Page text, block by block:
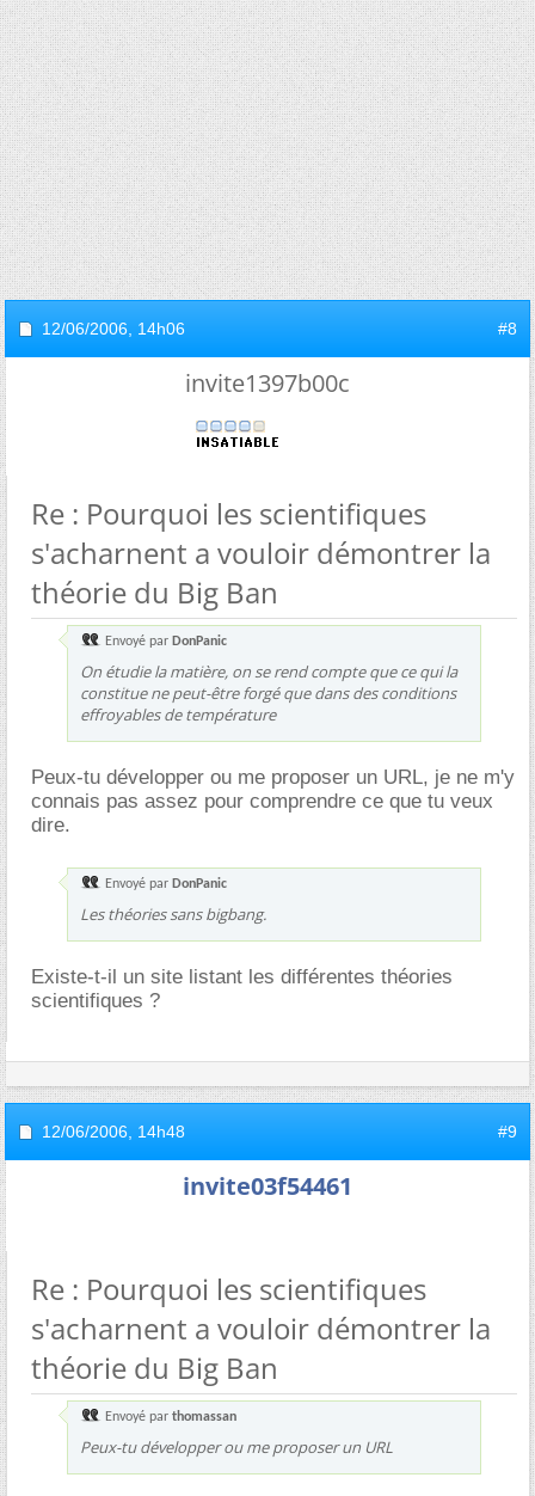
12/06/2006, 14h06 #8
invite1397b00c
Re : Pourquoi les scientifiques
s'acharnent a vouloir démontrer la
théorie du Big Ban
Envoyé par DonPanic
On étudie la matière, on se rend compte que ce qui la
constitue ne peut-être forgé que dans des conditions
effroyables de température
Peux-tu développer ou me proposer un URL, je ne m'y
connais pas assez pour comprendre ce que tu veux
dire.
Envoyé par DonPanic
Les théories sans bigbang.
Existe-t-il un site listant les différentes théories
scientifiques ?
12/06/2006, 14h48 #9
invite03f54461
Re : Pourquoi les scientifiques
s'acharnent a vouloir démontrer la
théorie du Big Ban
Envoyé par thomassan
Peux-tu développer ou me proposer un URL